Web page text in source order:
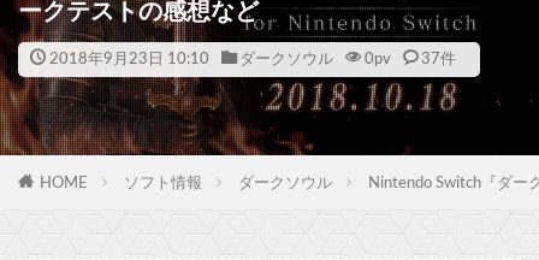
ークテストの感想など
2018年9月23日 10:10 ダークソウル 0pv 37件
HOME ソフト情報 ダークソウル Nintendo Switch『ダー